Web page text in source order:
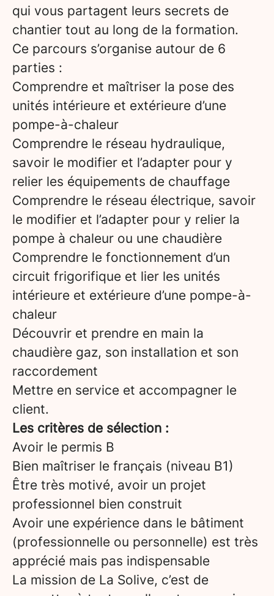
qui vous partagent leurs secrets de
chantier tout au long de la formation.
Ce parcours s’organise autour de 6
parties :
Comprendre et maîtriser la pose des
unités intérieure et extérieure d’une
pompe-à-chaleur
Comprendre le réseau hydraulique,
savoir le modifier et l’adapter pour y
relier les équipements de chauffage
Comprendre le réseau électrique, savoir
le modifier et l’adapter pour y relier la
pompe à chaleur ou une chaudière
Comprendre le fonctionnement d’un
circuit frigorifique et lier les unités
intérieure et extérieure d’une pompe-à-
chaleur
Découvrir et prendre en main la
chaudière gaz, son installation et son
raccordement
Mettre en service et accompagner le
client.
Les critères de sélection :
Avoir le permis B
Bien maîtriser le français (niveau B1)
Être très motivé, avoir un projet
professionnel bien construit
Avoir une expérience dans le bâtiment
(professionnelle ou personnelle) est très
apprécié mais pas indispensable
La mission de La Solive, c’est de